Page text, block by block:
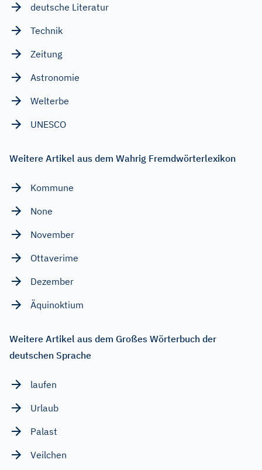
deutsche Literatur
Technik
Zeitung
Astronomie
Welterbe
UNESCO
Weitere Artikel aus dem Wahrig Fremdwörterlexikon
Kommune
None
November
Ottaverime
Dezember
Äquinoktium
Weitere Artikel aus dem Großes Wörterbuch der
deutschen Sprache
laufen
Urlaub
Palast
Veilchen